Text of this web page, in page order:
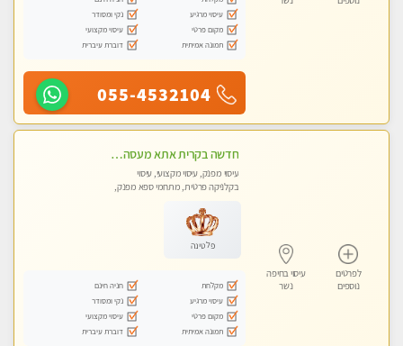
עיסוי מרגיע
נקי ומסודר
מקום פרטי
עיסוי מקצועי
תמונה אמיתית
דוברת עיברית
055-4532104
לפרטים
נוספים
עיסוי בחיפה
נשר
חדשה בקרית אתא מעסה איכותית מקצועית ומפנקת. ללא מין
עיסוי מפנק, עיסוי מקצועי, עיסוי
בקלניקה פרטית, מתחמי ספא מפנק,
פלטינה
מקלחת
חניה חינם
עיסוי מרגיע
נקי ומסודר
מקום פרטי
עיסוי מקצועי
תמונה אמיתית
דוברת עיברית